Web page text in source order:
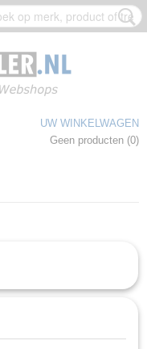
UW WINKELWAGEN
Geen producten (0)